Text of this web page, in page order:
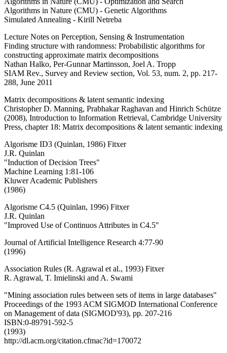
Algorithms in Nature (CMU) - Genetic Algorithms
Simulated Annealing - Kirill Netreba
Lecture Notes on Perception, Sensing & Instrumentation
Finding structure with randomness: Probabilistic algorithms for
constructing approximate matrix decompositions
Nathan Halko, Per-Gunnar Martinsson, Joel A. Tropp
SIAM Rev., Survey and Review section, Vol. 53, num. 2, pp. 217-
288, June 2011
Matrix decompositions & latent semantic indexing
Christopher D. Manning, Prabhakar Raghavan and Hinrich Schütze
(2008), Introduction to Information Retrieval, Cambridge University
Press, chapter 18: Matrix decompositions & latent semantic indexing
Algorisme ID3 (Quinlan, 1986) Fitxer
J.R. Quinlan
"Induction of Decision Trees"
Machine Learning 1:81-106
Kluwer Academic Publishers
(1986)
Algorisme C4.5 (Quinlan, 1996) Fitxer
J.R. Quinlan
"Improved Use of Continuos Attributes in C4.5"
Journal of Artificial Intelligence Research 4:77-90
(1996)
Association Rules (R. Agrawal et al., 1993) Fitxer
R. Agrawal, T. Imielinski and A. Swami
"Mining association rules between sets of items in large databases"
Proceedings of the 1993 ACM SIGMOD International Conference
on Management of data (SIGMOD'93), pp. 207-216
ISBN:0-89791-592-5
(1993)
http://dl.acm.org/citation.cfmac?id=170072